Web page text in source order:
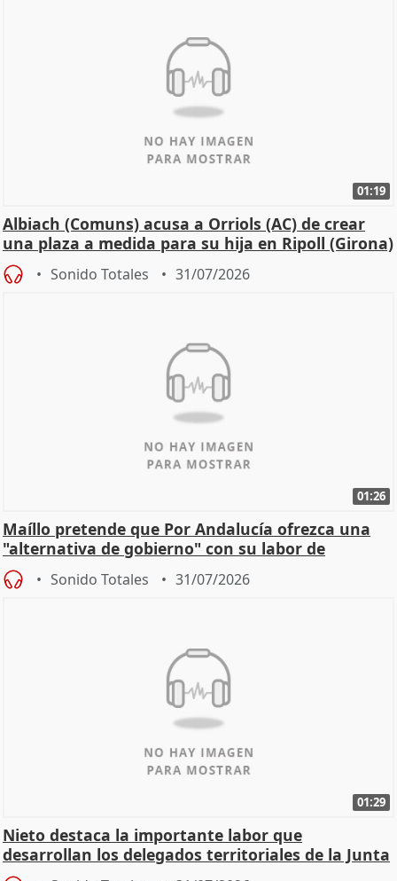
01:19
Albiach (Comuns) acusa a Orriols (AC) de crear
una plaza a medida para su hija en Ripoll (Girona)
Sonido Totales 31/07/2026
01:26
Maíllo pretende que Por Andalucía ofrezca una
"alternativa de gobierno" con su labor de
oposición
Sonido Totales 31/07/2026
01:29
Nieto destaca la importante labor que
desarrollan los delegados territoriales de la Junta